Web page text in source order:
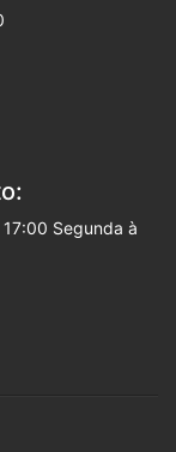
Segunda à